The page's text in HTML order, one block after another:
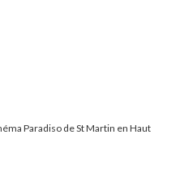
Paradiso de St Martin en Haut